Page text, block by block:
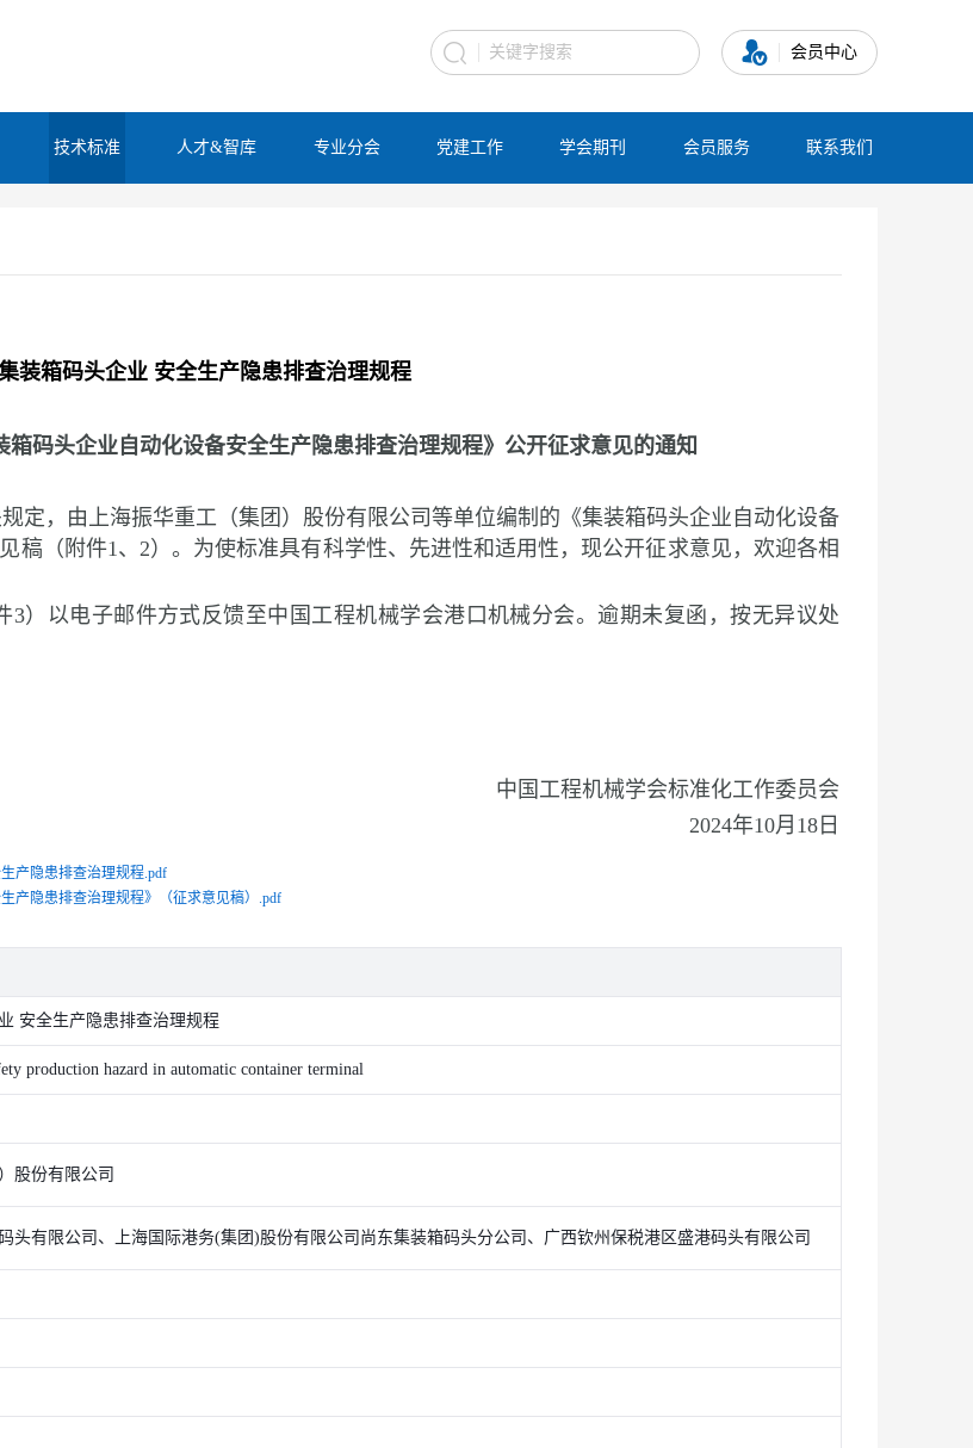
会员中心
技术标准 人才&智库 专业分会 党建工作 学会期刊 会员服务 联系我们
装箱码头企业 安全生产隐患排查治理规程
码头企业自动化设备安全生产隐患排查治理规程》公开征求意见的通知
定，由上海振华重工（集团）股份有限公司等单位编制的《集装箱码头企业自动化设备
稿（附件1、2）。为使标准具有科学性、先进性和适用性，现公开征求意见，欢迎各相
3）以电子邮件方式反馈至中国工程机械学会港口机械分会。逾期未复函，按无异议处
中国工程机械学会标准化工作委员会
2024年10月18日
产隐患排查治理规程.pdf
产隐患排查治理规程》（征求意见稿）.pdf
安全生产隐患排查治理规程
production hazard in automatic container terminal
股份有限公司
头有限公司、上海国际港务(集团)股份有限公司尚东集装箱码头分公司、广西钦州保税港区盛港码头有限公司